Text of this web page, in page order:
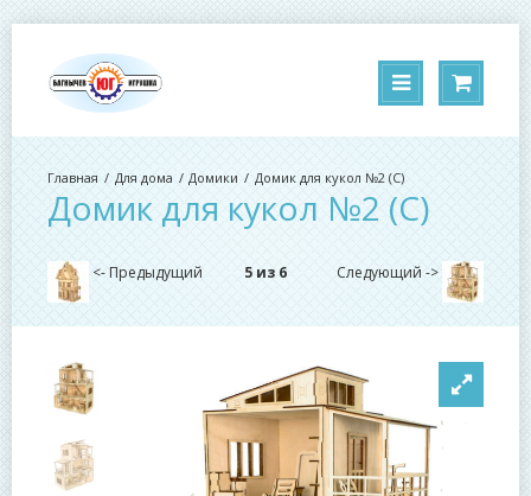
Для дома Домики Домик для кукол №2 (С)
Домик для кукол №2 (С)
<- Предыдущий 5 из 6 Следующий ->